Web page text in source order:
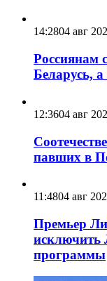
14:2804 авг
Россиянам
Беларусь,
12:3604 авг
павших в
11:4804 авг
Премьер
исключить
программы